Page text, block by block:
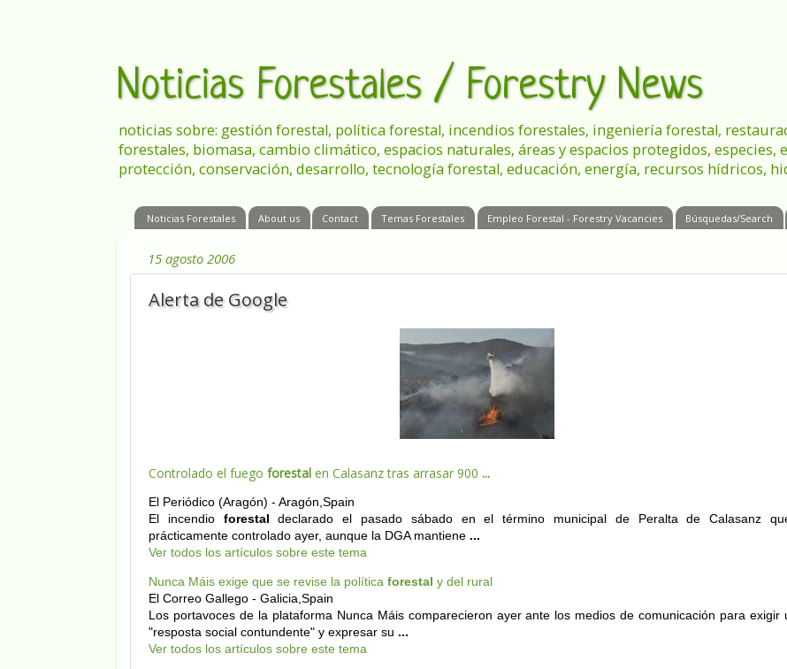
Noticias Forestales / Forestry News
noticias sobre: gestión forestal, política forestal, incendios forestales, ingeniería forestal,
forestales, biomasa, cambio climático, espacios naturales, áreas y espacios protegidos, especies,
protección, conservación, desarrollo, tecnología forestal, educación, energía, recursos hídricos,
Noticias Forestales About us Contact Temas Forestales Empleo Forestal - Forestry Vacancies Búsquedas/Search
15 agosto 2006
Alerta de Google
Controlado el fuego forestal en Calasanz tras arrasar 900 ...
El Periódico (Aragón) - Aragón,Spain
El incendio forestal declarado el pasado sábado en el término municipal de Peralta de Calasanz
prácticamente controlado ayer, aunque la DGA mantiene ...
Ver todos los artículos sobre este tema
Nunca Máis exige que se revise la política forestal y del rural
El Correo Gallego - Galicia,Spain
Los portavoces de la plataforma Nunca Máis comparecieron ayer ante los medios de comunicación para exigir
"resposta social contundente" y expresar su ...
Ver todos los artículos sobre este tema